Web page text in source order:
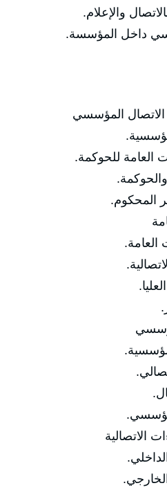
والإعلام.
داخل المؤسسة.
الاتصال المؤسسي
للحوكمة.
الاتصالية